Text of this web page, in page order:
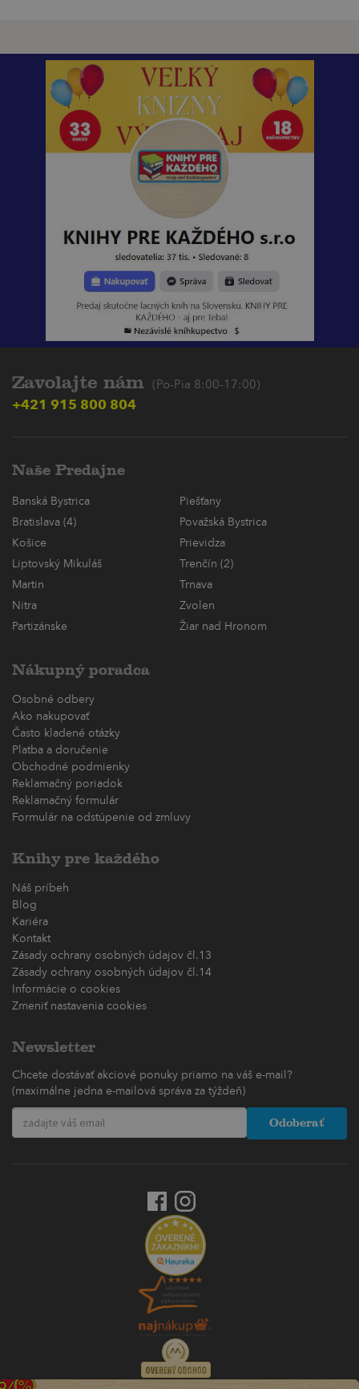
Zavolajte nám (Po-Pia 8:00-17:00)
+421 915 800 804
Naše Predajne
Banská Bystrica
Piešťany
Bratislava (4)
Považská Bystrica
Košice
Prievidza
Liptovský Mikuláš
Trenčín (2)
Martin
Trnava
Nitra
Zvolen
Partizánske
Žiar nad Hronom
Nákupný poradca
Osobné odbery
Ako nakupovať
Často kladené otázky
Platba a doručenie
Obchodné podmienky
Reklamačný poriadok
Reklamačný formulár
Formulár na odstúpenie od zmluvy
Knihy pre každého
Náš príbeh
Blog
Kariéra
Kontakt
Zásady ochrany osobných údajov čl.13
Zásady ochrany osobných údajov čl.14
Informácie o cookies
Zmeniť nastavenia cookies
Newsletter
Chcete dostávať akciové ponuky priamo na váš e-mail?
(maximálne jedna e-mailová správa za týždeň)
Odoberať